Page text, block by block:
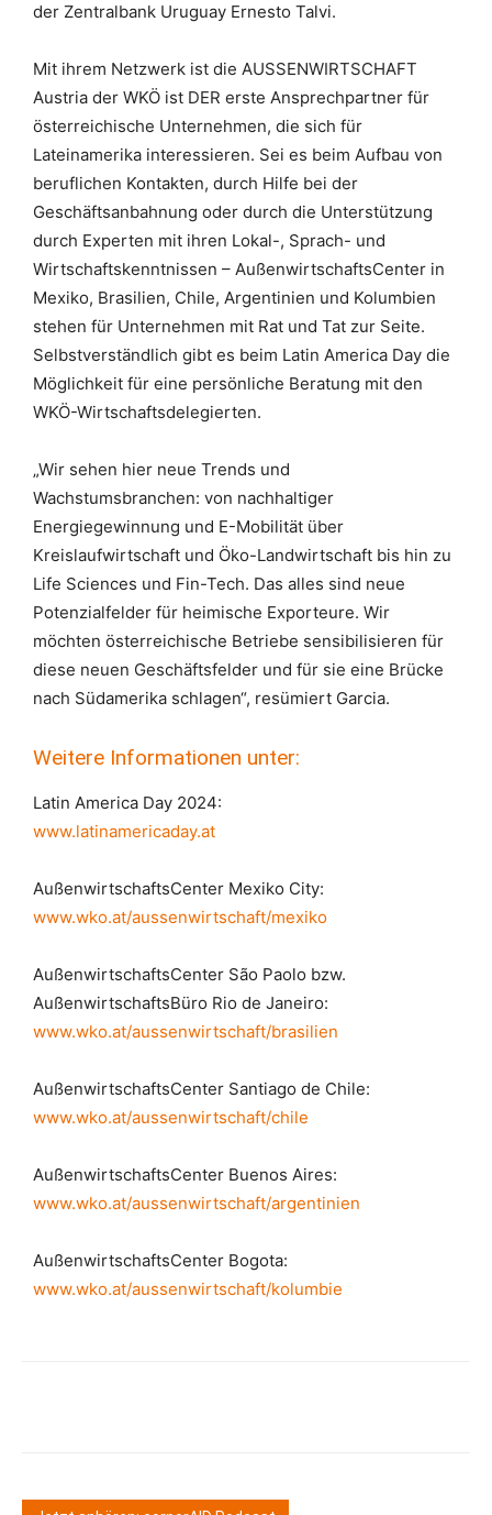
der Zentralbank Uruguay Ernesto Talvi.
Mit ihrem Netzwerk ist die AUSSENWIRTSCHAFT
Austria der WKÖ ist DER erste Ansprechpartner für
österreichische Unternehmen, die sich für
Lateinamerika interessieren. Sei es beim Aufbau von
beruflichen Kontakten, durch Hilfe bei der
Geschäftsanbahnung oder durch die Unterstützung
durch Experten mit ihren Lokal-, Sprach- und
Wirtschaftskenntnissen – AußenwirtschaftsCenter in
Mexiko, Brasilien, Chile, Argentinien und Kolumbien
stehen für Unternehmen mit Rat und Tat zur Seite.
Selbstverständlich gibt es beim Latin America Day die
Möglichkeit für eine persönliche Beratung mit den
WKÖ-Wirtschaftsdelegierten.
„Wir sehen hier neue Trends und
Wachstumsbranchen: von nachhaltiger
Energiegewinnung und E-Mobilität über
Kreislaufwirtschaft und Öko-Landwirtschaft bis hin zu
Life Sciences und Fin-Tech. Das alles sind neue
Potenzialfelder für heimische Exporteure. Wir
möchten österreichische Betriebe sensibilisieren für
diese neuen Geschäftsfelder und für sie eine Brücke
nach Südamerika schlagen“, resümiert Garcia.
Weitere Informationen unter:
Latin America Day 2024:
www.latinamericaday.at
AußenwirtschaftsCenter Mexiko City:
www.wko.at/aussenwirtschaft/mexiko
AußenwirtschaftsCenter São Paolo bzw.
AußenwirtschaftsBüro Rio de Janeiro:
www.wko.at/aussenwirtschaft/brasilien
AußenwirtschaftsCenter Santiago de Chile:
www.wko.at/aussenwirtschaft/chile
AußenwirtschaftsCenter Buenos Aires:
www.wko.at/aussenwirtschaft/argentinien
AußenwirtschaftsCenter Bogota:
www.wko.at/aussenwirtschaft/kolumbie